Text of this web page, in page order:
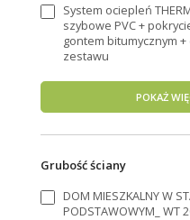
System ociepleń
szybowe PVC +
gontem bitumycznym
zestawu
POKAŻ
Grubość ściany
DOM MIESZKALNY W
PODSTAWOWYM_ WT